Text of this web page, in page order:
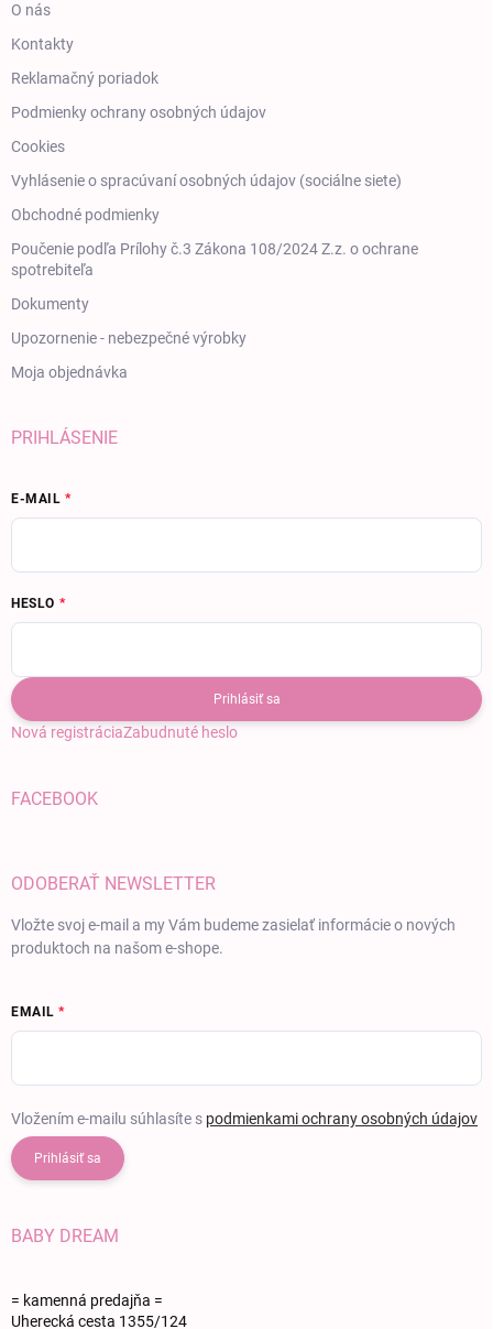
O nás
Kontakty
Reklamačný poriadok
Podmienky ochrany osobných údajov
Cookies
Vyhlásenie o spracúvaní osobných údajov (sociálne siete)
Obchodné podmienky
Poučenie podľa Prílohy č.3 Zákona 108/2024 Z.z. o ochrane
spotrebiteľa
Dokumenty
Upozornenie - nebezpečné výrobky
Moja objednávka
PRIHLÁSENIE
E-MAIL
HESLO
Prihlásiť sa
Nová registráciaZabudnuté heslo
FACEBOOK
ODOBERAŤ NEWSLETTER
Vložte svoj e-mail a my Vám budeme zasielať informácie o nových
produktoch na našom e-shope.
EMAIL
Vložením e-mailu súhlasíte s podmienkami ochrany osobných údajov
Prihlásiť sa
BABY DREAM
= kamenná predajňa =
Uherecká cesta 1355/124